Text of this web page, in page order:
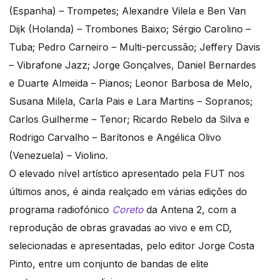
(Espanha) – Trompetes; Alexandre Vilela e Ben Van
Dijk (Holanda) – Trombones Baixo; Sérgio Carolino –
Tuba; Pedro Carneiro – Multi-percussão; Jeffery Davis
– Vibrafone Jazz; Jorge Gonçalves, Daniel Bernardes
e Duarte Almeida – Pianos; Leonor Barbosa de Melo,
Susana Milela, Carla Pais e Lara Martins – Sopranos;
Carlos Guilherme – Tenor; Ricardo Rebelo da Silva e
Rodrigo Carvalho – Barítonos e Angélica Olivo
(Venezuela) – Violino.
O elevado nível artístico apresentado pela FUT nos
últimos anos, é ainda realçado em várias edições do
programa radiofónico Coreto da Antena 2, com a
reprodução de obras gravadas ao vivo e em CD,
selecionadas e apresentadas, pelo editor Jorge Costa
Pinto, entre um conjunto de bandas de elite